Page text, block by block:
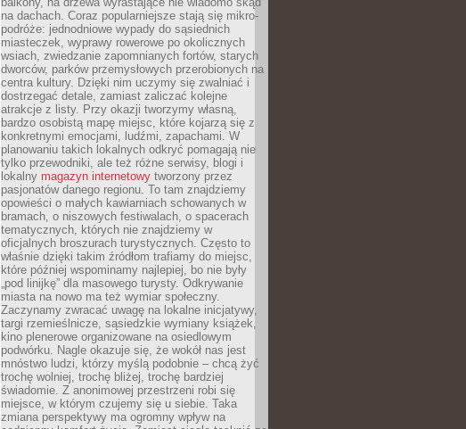
na dachach. Coraz popularniejsze stają się mikro-
podróże: jednodniowe wypady do sąsiednich
miasteczek, wyprawy rowerowe po okolicznych
wsiach, zwiedzanie zapomnianych fortów, starych
dworców, parków przemysłowych przerobionych na
centra kultury. Dzięki nim uczymy się zwalniać i
dostrzegać detale, zamiast zaliczać kolejne
atrakcje z listy. Przy okazji tworzymy własną,
bardzo osobistą mapę miejsc, które kojarzą się z
konkretnymi emocjami, ludźmi, zapachami. W
planowaniu takich lokalnych odkryć pomagają nie
tylko przewodniki, ale też różne serwisy, blogi i
lokalny magazyn internetowy tworzony przez
pasjonatów danego regionu. To tam znajdziemy
opowieści o małych kawiarniach schowanych w
bramach, o niszowych festiwalach, o spacerach
tematycznych, których nie znajdziemy w
oficjalnych broszurach turystycznych. Często to
właśnie dzięki takim źródłom trafiamy do miejsc,
które później wspominamy najlepiej, bo nie były
„pod linijkę” dla masowego turysty. Odkrywanie
miasta na nowo ma też wymiar społeczny.
Zaczynamy zwracać uwagę na lokalne inicjatywy,
targi rzemieślnicze, sąsiedzkie wymiany książek,
kino plenerowe organizowane na osiedlowym
podwórku. Nagle okazuje się, że wokół nas jest
mnóstwo ludzi, którzy myślą podobnie – chcą żyć
trochę wolniej, trochę bliżej, trochę bardziej
świadomie. Z anonimowej przestrzeni robi się
miejsce, w którym czujemy się u siebie. Taka
zmiana perspektywy ma ogromny wpływ na